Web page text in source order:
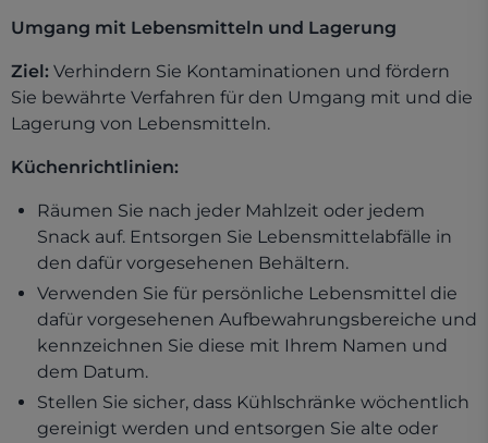
Umgang mit Lebensmitteln und Lagerung
Ziel: Verhindern Sie Kontaminationen und fördern
Sie bewährte Verfahren für den Umgang mit und die
Lagerung von Lebensmitteln.
Küchenrichtlinien:
Räumen Sie nach jeder Mahlzeit oder jedem
Snack auf. Entsorgen Sie Lebensmittelabfälle in
den dafür vorgesehenen Behältern.
Verwenden Sie für persönliche Lebensmittel die
dafür vorgesehenen Aufbewahrungsbereiche und
kennzeichnen Sie diese mit Ihrem Namen und
dem Datum.
Stellen Sie sicher, dass Kühlschränke wöchentlich
gereinigt werden und entsorgen Sie alte oder